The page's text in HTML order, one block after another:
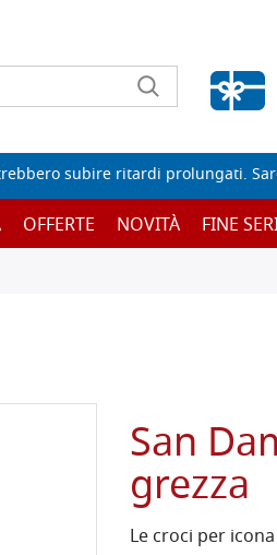
Wishlist vuota
subire ritardi prolungati.
OFFERTE NOVITÀ FINE
San
grezza
Le croci per